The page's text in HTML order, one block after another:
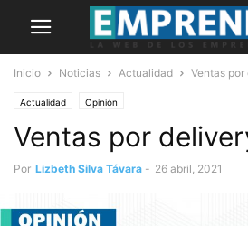
Inicio Noticias Actualidad Ventas
Actualidad Opinión
Ventas por
Por Lizbeth Silva Távara - 26 abril, 2021